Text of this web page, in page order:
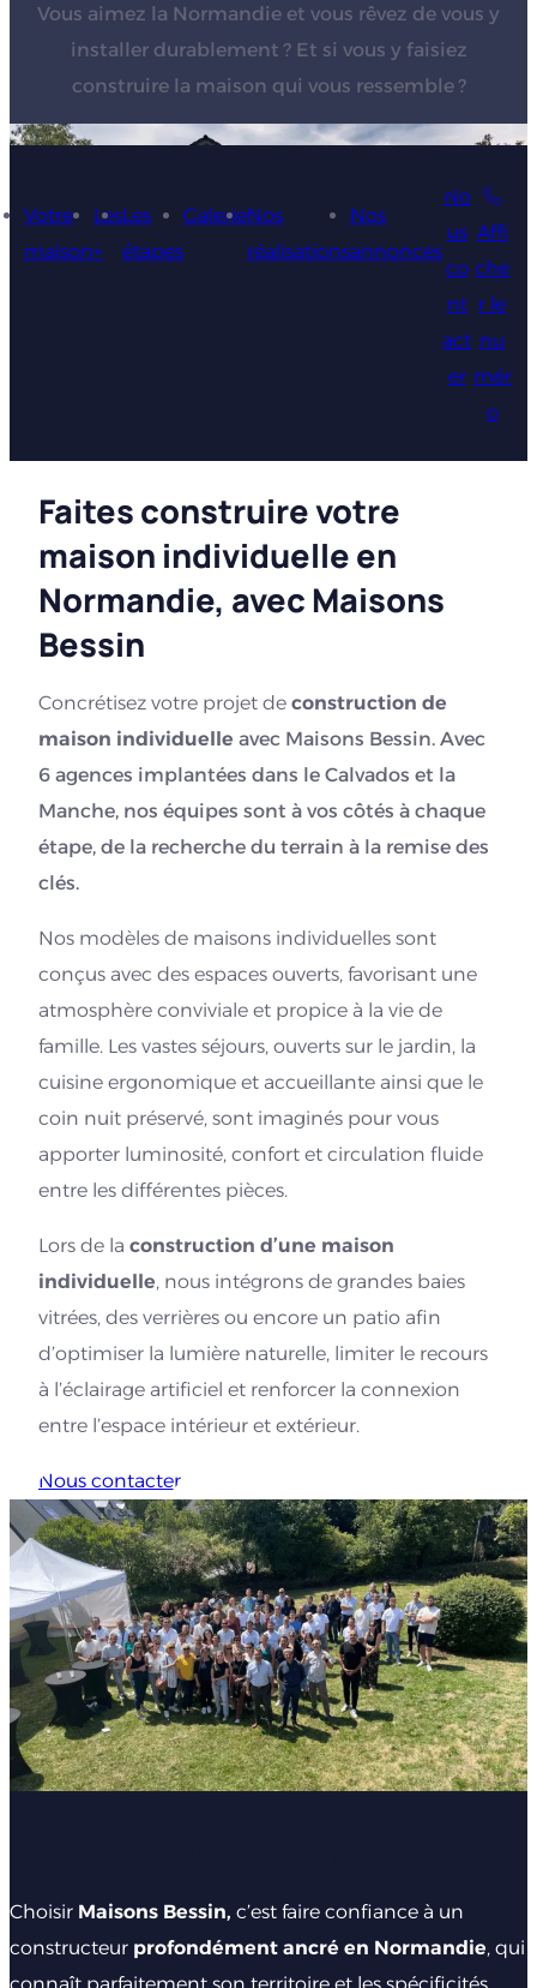
Vous aimez la Normandie et vous rêvez de vous y
installer durablement ? Et si vous y faisiez
construire la maison qui vous ressemble ?
Votre
maison
Les
+
Les
étapes
GalerieNos
réalisations
Nos
annonces
No
us
co
nt
act
er
Affi
che
r le
nu
mér
o
Faites construire votre
maison individuelle en
Normandie, avec Maisons
Bessin
Concrétisez votre projet de construction de
maison individuelle avec Maisons Bessin. Avec
6 agences implantées dans le Calvados et la
Manche, nos équipes sont à vos côtés à chaque
étape, de la recherche du terrain à la remise des
clés.
Nos modèles de maisons individuelles sont
conçus avec des espaces ouverts, favorisant une
atmosphère conviviale et propice à la vie de
famille. Les vastes séjours, ouverts sur le jardin, la
cuisine ergonomique et accueillante ainsi que le
coin nuit préservé, sont imaginés pour vous
apporter luminosité, confort et circulation fluide
entre les différentes pièces.
Lors de la construction d’une maison
individuelle, nous intégrons de grandes baies
vitrées, des verrières ou encore un patio afin
d’optimiser la lumière naturelle, limiter le recours
à l’éclairage artificiel et renforcer la connexion
entre l’espace intérieur et extérieur.
Nous contacter
Choisir Maisons Bessin, c’est faire confiance à un
constructeur profondément ancré en Normandie, qui
connaît parfaitement son territoire et les spécificités